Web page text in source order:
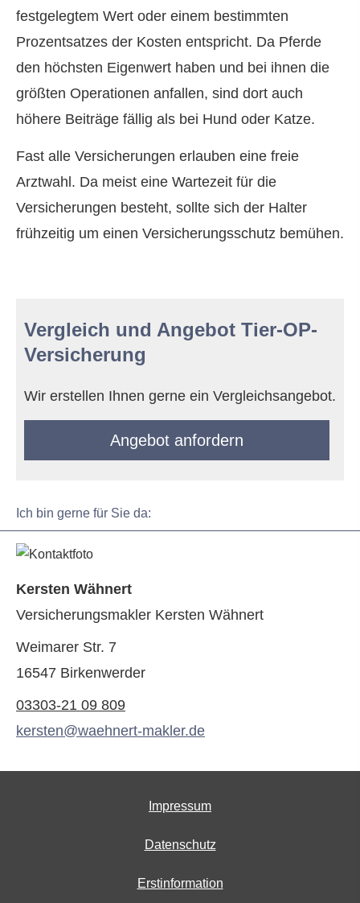
festgelegtem Wert oder einem bestimmten
Prozentsatzes der Kosten entspricht. Da Pferde
den höchsten Eigenwert haben und bei ihnen die
größten Operationen anfallen, sind dort auch
höhere Beiträge fällig als bei Hund oder Katze.
Fast alle Versicherungen erlauben eine freie
Arztwahl. Da meist eine Wartezeit für die
Versicherungen besteht, sollte sich der Halter
frühzeitig um einen Versicherungsschutz bemühen.
Vergleich und Angebot Tier-OP-
Versicherung
Wir erstellen Ihnen gerne ein Vergleichsangebot.
An­ge­bot an­for­dern
Ich bin gerne für Sie da:
Kersten Wähnert
Ver­sicherungs­makler Kersten Wähnert
Weimarer Str. 7
16547 Birkenwerder
03303-21 09 809
kersten@waehnert-makler.de
Impressum
Datenschutz
Erstinformation